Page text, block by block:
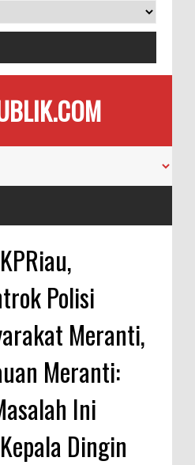
Polisi
Meranti,
Meranti:
Ini
Dingin